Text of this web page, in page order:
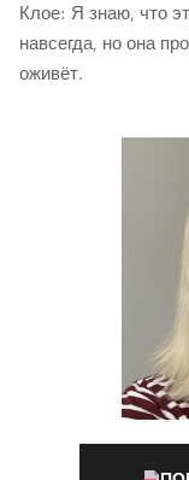
Клое: Я знаю, что
навсегда, но она
оживёт.